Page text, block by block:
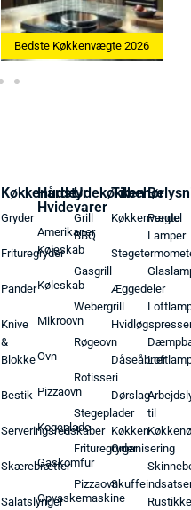
Bedste Køkkenvægte 2026
Køkkenudstyr
Gryder
Frituregryder
Pander
Knive
&
Blokke
Bestik
Serveringsredskaber
Skærebrætter
Salatslynger
Hårde
Hvidevarer
Amerikaner
Køleskab
Køleskab
Mikroovn
Ovn
Pizzaovn
Kogeplade
Gaskomfur
Opvaskemaskine
Udekøkken
Grill
BBQ
Gasgrill
Webergrill
Røgeovn
Rotisseri
Stegeplader
Frituregryder
Pizzaovn
Tilbehør
Køkkenvægte
Æggedeler
Dåseåbner
Dørslag
Køkken
Organisering
Pendel
Lamper
til
Rustikke